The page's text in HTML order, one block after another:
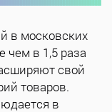
в московских
чем в 1,5 раза
свой
товаров.
в